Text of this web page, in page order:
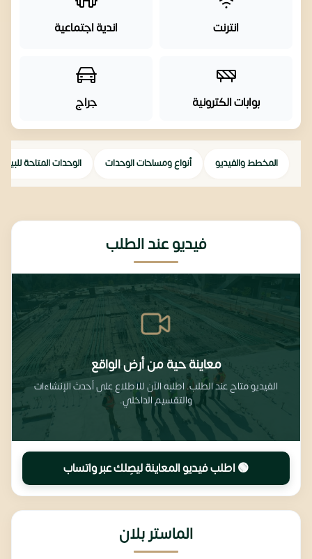
انترنت اندية اجتماعية
بوابات الكترونية جراج
المخطط والفيديو أنواع ومساحات الوحدات الوحدات المتاحة للبيع
فيديو عند الطلب
معاينة حية من أرض الواقع
الفيديو متاح عند الطلب. اطلبه الآن للاطلاع على أحدث الإنشاءات
والتقسيم الداخلي.
🟢 اطلب فيديو المعاينة ليصِلك عبر واتساب
الماستر بلان